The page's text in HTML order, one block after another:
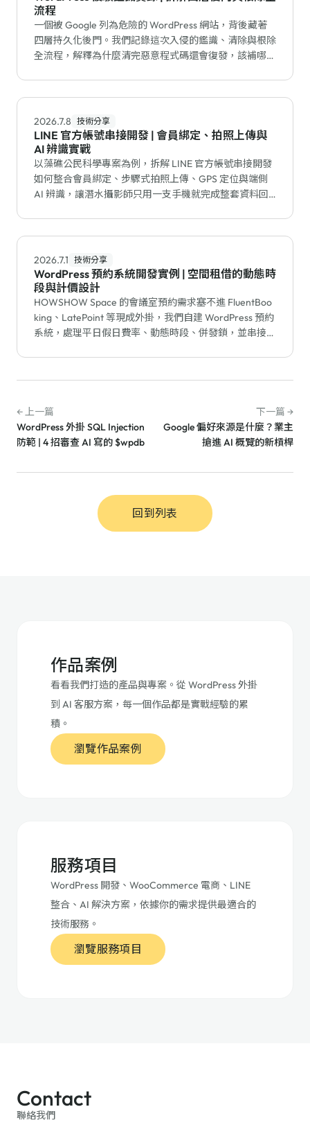
流程
一個被 Google 列為危險的 WordPress 網站，背後藏著
四層持久化後門。我們記錄這次入侵的鑑識、清除與根除
全流程，解釋為什麼清完惡意程式碼還會復發，該補哪個
2026.7.8 技術分享
LINE 官方帳號串接開發 | 會員綁定、拍照上傳與
AI 辨識實戰
以藻礁公民科學專案為例，拆解 LINE 官方帳號串接開發
如何整合會員綁定、步驟式拍照上傳、GPS 定位與端側
AI 辨識，讓潛水攝影師只用一支手機就完成整套資料回
2026.7.1 技術分享
WordPress 預約系統開發實例 | 空間租借的動態時
段與計價設計
HOWSHOW Space 的會議室預約需求塞不進 FluentBoo
king、LatePoint 等現成外掛，我們自建 WordPress 預約
系統，處理平日假日費率、動態時段、併發鎖，並串接藍
← 上一篇
WordPress 外掛 SQL Injection
防範 | 4 招審查 AI 寫的 $wpdb
下一篇 →
Google 偏好來源是什麼？業主
搶進 AI 概覽的新槓桿
回到列表
作品案例
看看我們打造的產品與專案。從 WordPress 外掛
到 AI 客服方案，每一個作品都是實戰經驗的累
積。
瀏覽作品案例
服務項目
WordPress 開發、WooCommerce 電商、LINE
整合、AI 解決方案，依據你的需求提供最適合的
技術服務。
瀏覽服務項目
Contact
聯絡我們